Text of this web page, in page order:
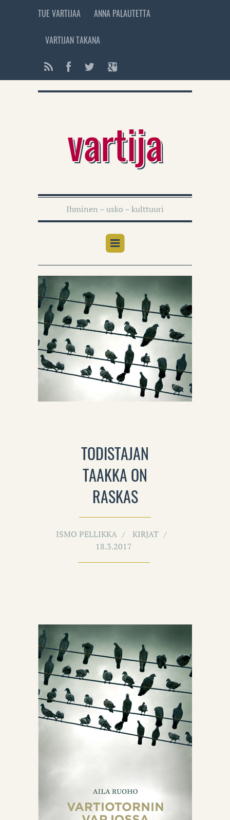
TUE VARTIJAA ANNA PALAUTETTA
VARTIJAN TAKANA
vartija
Ihminen – usko – kulttuuri
TODISTAJAN
TAAKKA ON
RASKAS
ISMO PELLIKKA
KIRJAT
18.3.2017